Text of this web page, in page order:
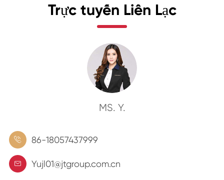
Trực tuyến Liên Lạc
MS. Y.
 86-18057437999
 Yujl01@jtgroup.com.cn